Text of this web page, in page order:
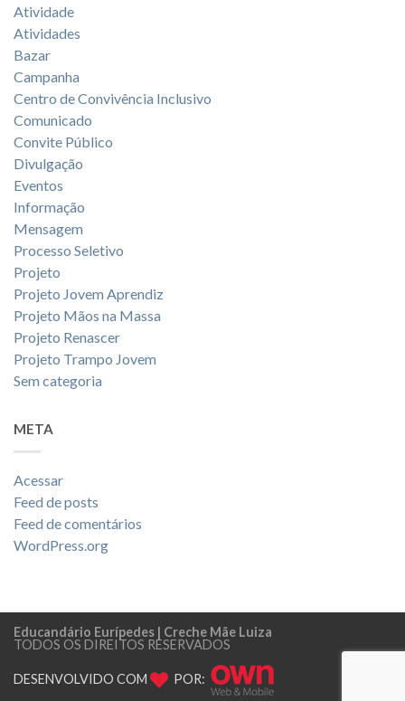
Atividade
Atividades
Bazar
Campanha
Centro de Convivência Inclusivo
Comunicado
Convite Público
Divulgação
Eventos
Informação
Mensagem
Processo Seletivo
Projeto
Projeto Jovem Aprendiz
Projeto Mãos na Massa
Projeto Renascer
Projeto Trampo Jovem
Sem categoria
META
Acessar
Feed de posts
Feed de comentários
WordPress.org
Educandário Eurípedes | Creche Mãe Luiza
TODOS OS DIREITOS RESERVADOS
DESENVOLVIDO COM POR: